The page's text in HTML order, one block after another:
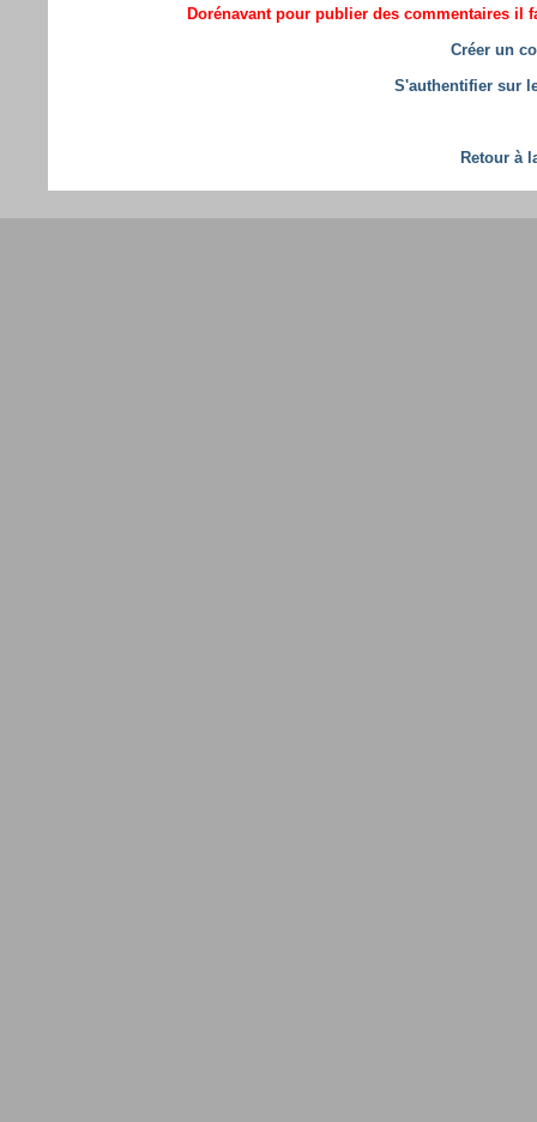
Dorénavant pour publier des commentaires il
Créer un
S'authentifier sur
Retour à